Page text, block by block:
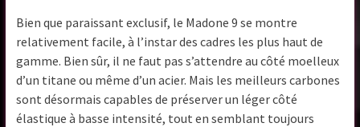
Bien que paraissant exclusif, le Madone 9 se montre
relativement facile, à l’instar des cadres les plus haut de
gamme. Bien sûr, il ne faut pas s’attendre au côté moelleux
d’un titane ou même d’un acier. Mais les meilleurs carbones
sont désormais capables de préserver un léger côté
élastique à basse intensité, tout en semblant toujours